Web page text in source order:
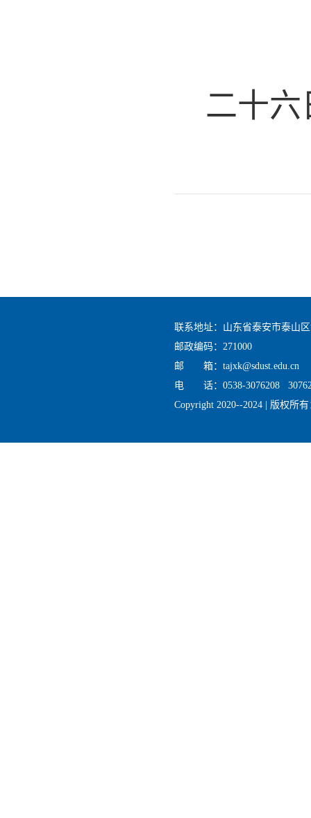
二十六
联系地址：山东省泰安市泰山
邮政编码：271000
邮 箱：tajxk@sdust.edu.cn
电 话：0538-3076208
Copyright 2020--2024 | 版权所